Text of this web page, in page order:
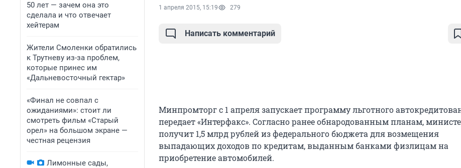
50 лет — зачем она это
сделала и что отвечает
хейтерам
Жители Смоленки обратились
к Трутневу из-за проблем,
которые принес им
«Дальневосточный гектар»
«Финал не совпал с
ожиданиями»: стоит ли
смотреть фильм «Старый
орел» на большом экране —
честная рецензия
Лимонные сады,
1 апреля 2015, 15:19 279
Написать комментарий
Минпромторг с 1 апреля запускает программу льготного
передает «Интерфакс». Согласно ранее обнародованным планам,
получит 1,5 млрд рублей из федерального бюджета для возмещения
выпадающих доходов по кредитам, выданным банками физлицам на
приобретение автомобилей.